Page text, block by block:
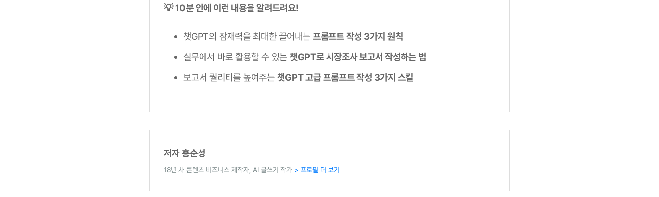
💡 10분 안에 이런 내용을 알려드려요!
챗GPT의 잠재력을 최대한 끌어내는 프롬프트 작성 3가지 원칙
실무에서 바로 활용할 수 있는 챗GPT로 시장조사 보고서 작성하는 법
보고서 퀄리티를 높여주는 챗GPT 고급 프롬프트 작성 3가지 스킬
저자 홍순성
18년 차 콘텐츠 비즈니스 제작자, AI 글쓰기 작가 > 프로필 더 보기